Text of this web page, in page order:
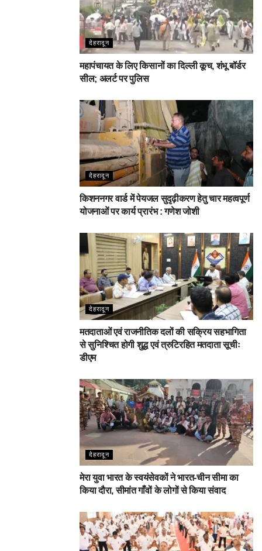
देहरादून
महापंचायत के लिए किसानों का दिल्ली कूच, शंभू बॉर्डर
सील; अलर्ट पर पुलिस
देहरादून
किशननगर वार्ड में पेयजल सुदृढ़ीकरण हेतु चार महत्वपूर्ण
योजनाओं पर कार्य प्रारंभ : गणेश जोशी
देहरादून
मतदाताओं एवं राजनीतिक दलों की सक्रिय सहभागिता
से सुनिश्चित होगी शुद्ध एवं त्रुटिरहित मतदाता सूचीः
डीएम
देहरादून
मेरा युवा भारत के स्वयंसेवकों ने भारत-चीन सीमा का
किया दौरा, सीमांत गाँवों के लोगों से किया संवाद